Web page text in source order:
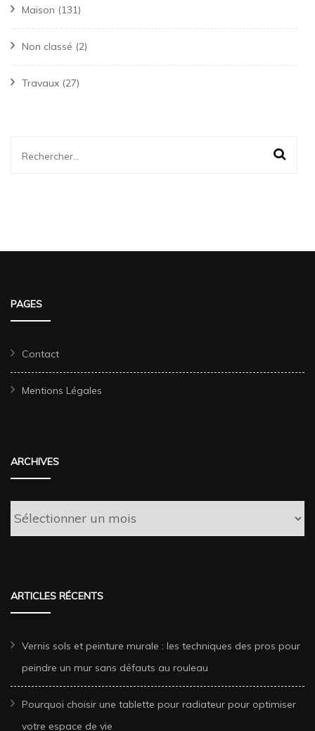
Maison (131)
Non classé (2)
Travaux (27)
Rechercher :
PAGES
Contact
Mentions Légales
ARCHIVES
Archives
ARTICLES RÉCENTS
Vernis sols et peinture murale : les techniques des pros pour
peindre un mur sans défauts au rouleau
Pourquoi choisir une tablette pour radiateur pour optimiser
votre espace de vie